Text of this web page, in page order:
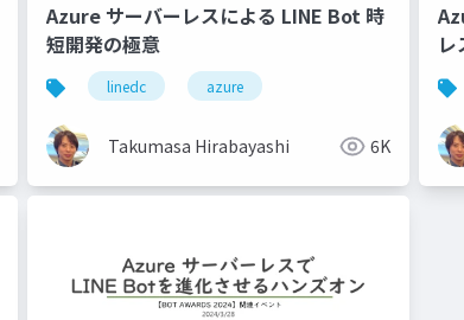
Azure サーバーレスによる LINE Bot 時
短開発の極意
linedc azure
Takumasa Hirabayashi 6K